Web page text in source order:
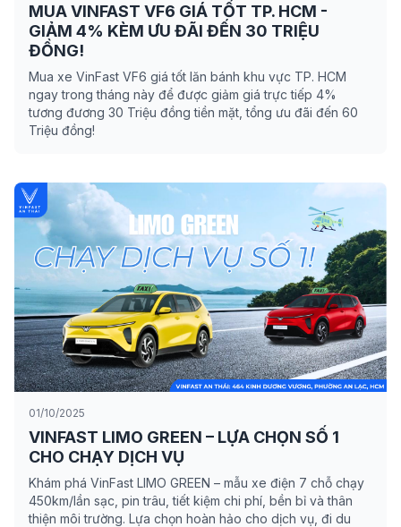
MUA VINFAST VF6 GIÁ TỐT TP. HCM -
GIẢM 4% KÈM ƯU ĐÃI ĐẾN 30 TRIỆU
ĐỒNG!
Mua xe VinFast VF6 giá tốt lăn bánh khu vực TP. HCM
ngay trong tháng này để được giảm giá trực tiếp 4%
tương đương 30 Triệu đồng tiền mặt, tổng ưu đãi đến 60
Triệu đồng!
01/10/2025
VINFAST LIMO GREEN – LỰA CHỌN SỐ 1
CHO CHẠY DỊCH VỤ
Khám phá VinFast LIMO GREEN – mẫu xe điện 7 chỗ chạy
450km/lần sạc, pin trâu, tiết kiệm chi phí, bền bỉ và thân
thiện môi trường. Lựa chọn hoàn hảo cho dịch vụ, đi du